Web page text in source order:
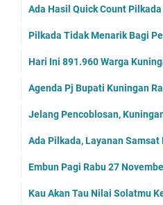
Ada Hasil Quick Count
Pilkada Tidak Menarik Bagi
Hari Ini 891.960 Warga
Agenda Pj Bupati Kuningan
Jelang Pencoblosan,
Ada Pilkada, Layanan
Embun Pagi Rabu 27
Kau Akan Tau Nilai Solatmu